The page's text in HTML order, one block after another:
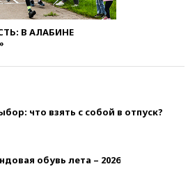
В АЛАБИНЕ
что взять с собой в отпуск?
обувь лета – 2026